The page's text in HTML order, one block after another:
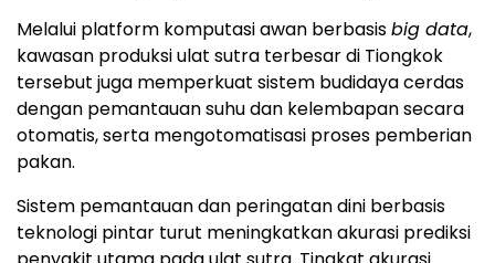
Melalui platform komputasi awan berbasisbig data,
kawasan produksi ulat sutra terbesar di Tiongkok
tersebut juga memperkuat sistem budidaya cerdas
dengan pemantauan suhu dan kelembapan secara
otomatis, serta mengotomatisasi proses pemberian
pakan.
Sistem pemantauan dan peringatan dini berbasis
teknologi pintar turut meningkatkan akurasi prediksi